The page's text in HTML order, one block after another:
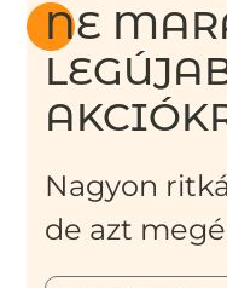
NE
Nagyon
de azt